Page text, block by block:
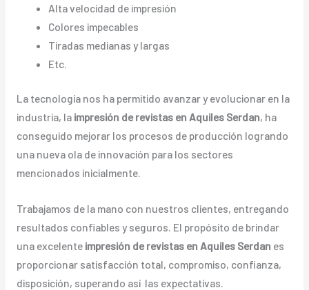
Alta velocidad de impresión
Colores impecables
Tiradas medianas y largas
Etc.
La tecnología nos ha permitido avanzar y evolucionar en la
industria, la impresión de revistas en Aquiles Serdan, ha
conseguido mejorar los procesos de producción logrando
una nueva ola de innovación para los sectores
mencionados inicialmente.
Trabajamos de la mano con nuestros clientes, entregando
resultados confiables y seguros. El propósito de brindar
una excelente impresión de revistas en Aquiles Serdan es
proporcionar satisfacción total, compromiso, confianza,
disposición, superando así las expectativas.